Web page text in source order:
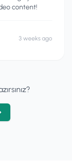
content!
3 weeks ago